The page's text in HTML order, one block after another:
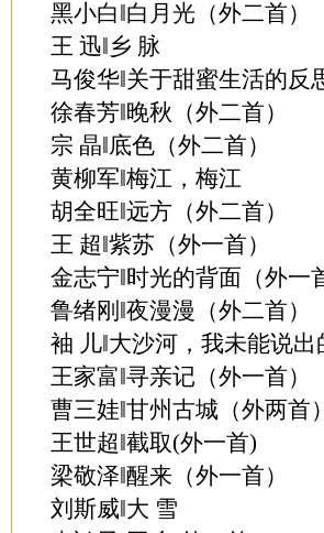
黑小白‖白月光（外二首）
王 迅‖乡 脉
马俊华‖关于甜蜜生活的反
徐春芳‖晚秋（外二首）
宗 晶‖底色（外二首）
黄柳军‖梅江，梅江
胡全旺‖远方（外二首）
王 超‖紫苏（外一首）
金志宁‖时光的背面（外一
鲁绪刚‖夜漫漫（外二首）
袖 儿‖大沙河，我未能说
王家富‖寻亲记（外一首）
曹三娃‖甘州古城（外两首）
王世超‖截取(外一首)
梁敬泽‖醒来（外一首）
刘斯威‖大 雪